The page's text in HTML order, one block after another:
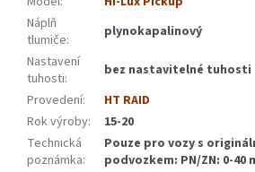
Náplň
tlumiče:
plynokapalinový
Nastavení
tuhosti:
bez nastavitelné tuhosti
Provedení:
HT RAID
Rok výroby:
15-20
Technická
poznámka:
Pouze pro vozy s
podvozkem: PN/ZN: 0-40